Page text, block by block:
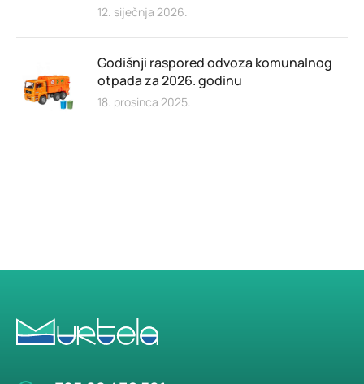
12. siječnja 2026.
Godišnji raspored odvoza komunalnog
otpada za 2026. godinu
18. prosinca 2025.